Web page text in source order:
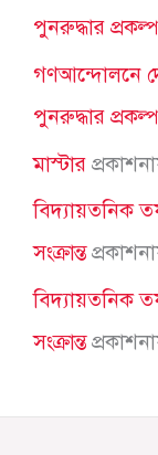
পুনরুদ্ধার প্রকল্প
গণআন্দোলনে
পুনরুদ্ধার প্রকল্প
মাস্টার
বিদ্যায়তনিক
সংক্রান্ত
বিদ্যায়তনিক
সংক্রান্ত